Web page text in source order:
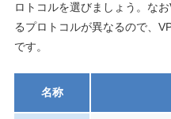
ロトコルを選びましょう。な
るプロトコルが異なるので、
です。
名称